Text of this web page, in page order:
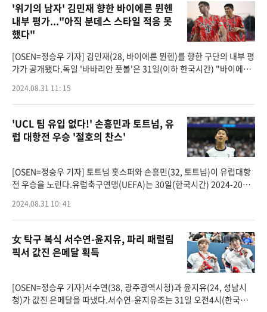
'위기의 남자' 김민재 향한 바이에른 뮌헨
내부 평가..."아직 분데스 스타일 적응 못
했다"
[OSEN=정승우 기자] 김민재(28, 바이에른 뮌헨)를 향한 구단의 내부 평
가가 공개됐다.독일 '바바리안 풋볼'은 31일(이하 한국시간) "바이에른
다"라고 알
2024.08.31 11: 15
'UCL 팀 유입 없다!' 손흥민과 토트넘, 유
럽 대항전 우승 '절호의 찬스'
[OSEN=정승우 기자] 토트넘 홋스퍼와 손흥민(32, 토트넘)이 유럽대항
전 우승을 노린다.유럽축구연맹(UEFA)는 30일(한국시간) 2024-2025
넘 홋스퍼는 AS 로마(이탈리아),
2024.08.31 10: 41
女 탁구 복식 서수연-윤지유, 파리 패럴림
픽서 값진 은메달 획득
[OSEN=정승우 기자]서수연(38, 광주광역시청)과 윤지유(24, 성남시
청)가 값진 은메달을 따냈다.서수연-윤지유조는 31일 오전4시(한국시